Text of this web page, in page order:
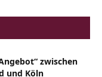
zwischen
und Köln